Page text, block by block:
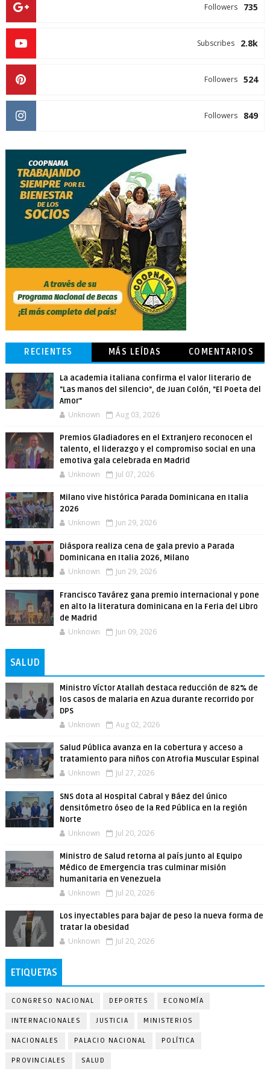
735
Followers
2.8k
Subscribes
524
Followers
849
Followers
RECIENTES MÁS LEÍDAS COMENTARIOS
La academia italiana confirma el valor literario de
"Las manos del silencio", de Juan Colón, "El Poeta del
Amor"
Unknown Aug 03, 2026
Premios Gladiadores en el Extranjero reconocen el
talento, el liderazgo y el compromiso social en una
emotiva gala celebrada en Madrid
Unknown Jul 07, 2026
Milano vive histórica Parada Dominicana en Italia
2026
Unknown Jun 29, 2026
Diáspora realiza cena de gala previo a Parada
Dominicana en Italia 2026, Milano
Unknown Jun 29, 2026
Francisco Tavárez gana premio internacional y pone
en alto la literatura dominicana en la Feria del Libro
de Madrid
Unknown Jun 09, 2026
SALUD
Ministro Víctor Atallah destaca reducción de 82% de
los casos de malaria en Azua durante recorrido por
DPS
Unknown Aug 02, 2026
Salud Pública avanza en la cobertura y acceso a
tratamiento para niños con Atrofia Muscular Espinal
Unknown Jul 27, 2026
SNS dota al Hospital Cabral y Báez del único
densitómetro óseo de la Red Pública en la región
Norte
Unknown Jul 20, 2026
Ministro de Salud retorna al país junto al Equipo
Médico de Emergencia tras culminar misión
humanitaria en Venezuela
Unknown Jul 20, 2026
Los inyectables para bajar de peso la nueva forma de
tratar la obesidad
Unknown Jul 20, 2026
ETIQUETAS
CONGRESO NACIONAL DEPORTES ECONOMÍA
INTERNACIONALES JUSTICIA MINISTERIOS
NACIONALES PALACIO NACIONAL POLÍTICA
PROVINCIALES SALUD